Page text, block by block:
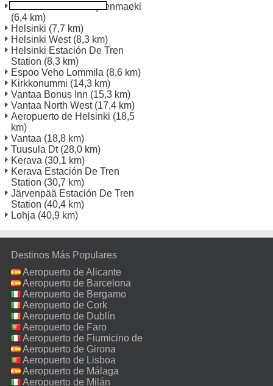
Helsinki Veho Pitaejaenmaeki
(6,4 km)
Helsinki (7,7 km)
Helsinki West(8,3 km)
Helsinki Estación De Tren
Station (8,3 km)
Espoo Veho Lommila (8,6 km)
Kirkkonummi (14,3 km)
Vantaa Bonus Inn (15,3 km)
Vantaa North West(17,4 km)
Aeropuerto de Helsinki (18,5
km)
Vantaa (18,8 km)
Tuusula Dt(28,0 km)
Kerava (30,1 km)
Kerava Estación De Tren
Station (30,7 km)
Järvenpää Estación De Tren
Station (40,4 km)
Lohja (40,9 km)
Destinos Más Populares
Aeropuerto de Alicante
Aeropuerto de Barcelona
Aeropuerto de Bergamo
Aeropuerto de Cork
Aeropuerto de Dublín
Aeropuerto de Faro
Aeropuerto de Fiumicino de
Roma
Aeropuerto de Girona
Aeropuerto de Lisboa
Aeropuerto de Málaga
Aeropuerto de Milán